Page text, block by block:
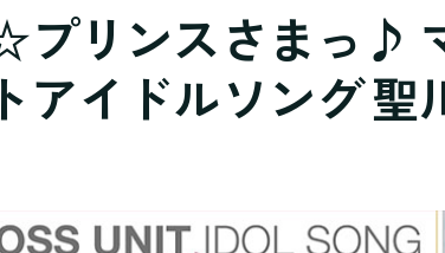
プリンスさまっ♪
アイドルソング 聖